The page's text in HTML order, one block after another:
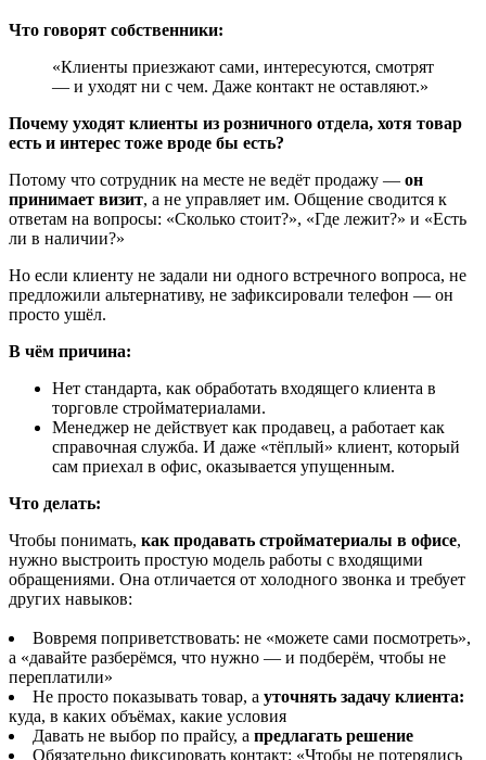
Что говорят собственники:
«Клиенты приезжают сами, интересуются, смотрят
— и уходят ни с чем. Даже контакт не оставляют.»
Почему уходят клиенты из розничного отдела, хотя товар
есть и интерес тоже вроде бы есть?
Потому что сотрудник на месте не ведёт продажу — он
принимает визит, а не управляет им. Общение сводится к
ответам на вопросы: «Сколько стоит?», «Где лежит?» и «Есть
ли в наличии?»
Но если клиенту не задали ни одного встречного вопроса, не
предложили альтернативу, не зафиксировали телефон — он
просто ушёл.
В чём причина:
Нет стандарта, как обработать входящего клиента в
торговле стройматериалами.
Менеджер не действует как продавец, а работает как
справочная служба. И даже «тёплый» клиент, который
сам приехал в офис, оказывается упущенным.
Что делать:
Чтобы понимать, как продавать стройматериалы в офисе,
нужно выстроить простую модель работы с входящими
обращениями. Она отличается от холодного звонка и требует
других навыков:
Вовремя поприветствовать: не «можете сами посмотреть»,
а «давайте разберёмся, что нужно — и подберём, чтобы не
переплатили»
Не просто показывать товар, а уточнять задачу клиента:
куда, в каких объёмах, какие условия
Давать не выбор по прайсу, а предлагать решение
Обязательно фиксировать контакт: «Чтобы не потерялись